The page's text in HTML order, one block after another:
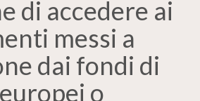
di accedere ai
messi a
dai fondi di
o